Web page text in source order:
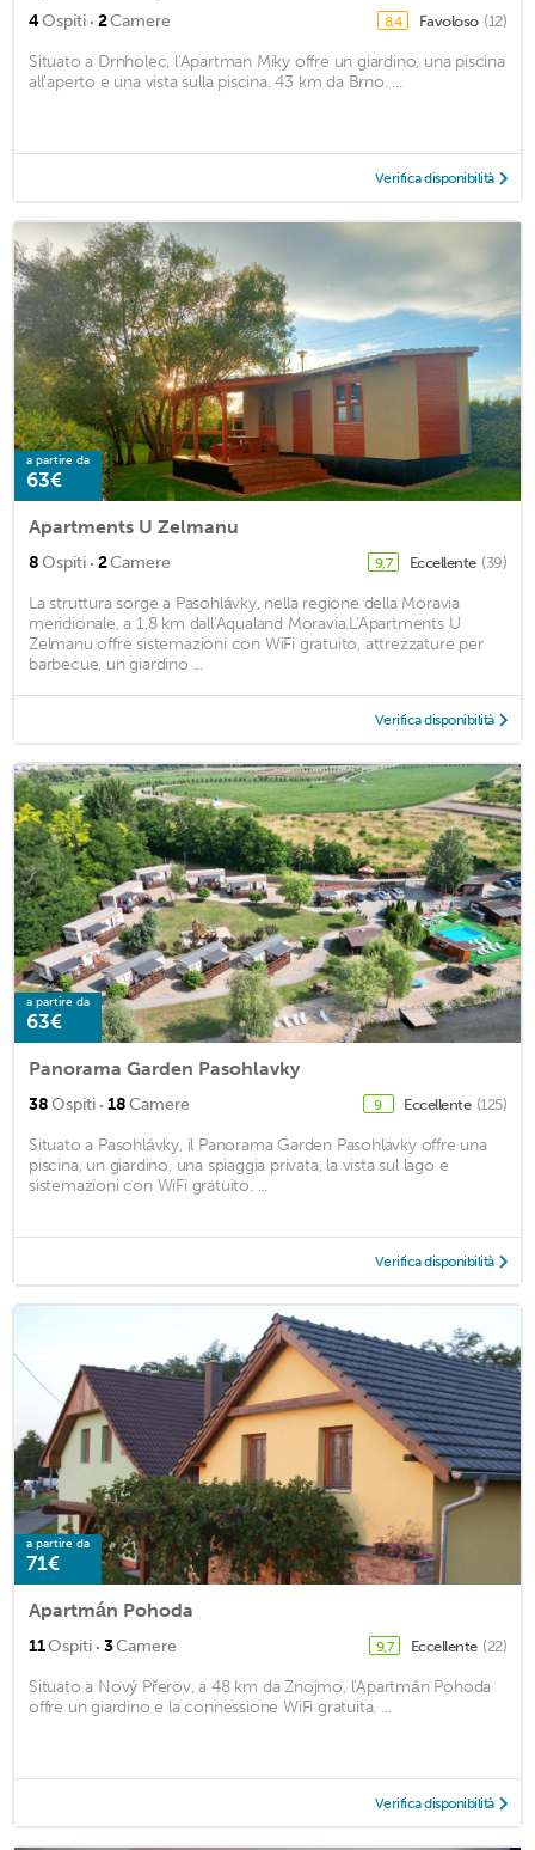
4Ospiti · 2Camere 8,4 Favoloso (12)
Situato a Drnholec, l'Apartman Miky offre un giardino, una piscina
all'aperto e una vista sulla piscina. 43 km da Brno. ...
Verifica disponibilità
a partire da
63€
Apartments U Zelmanu
8Ospiti · 2Camere 9,7 Eccellente (39)
La struttura sorge a Pasohlávky, nella regione della Moravia
meridionale, a 1,8 km dall'Aqualand Moravia.L'Apartments U
Zelmanu offre sistemazioni con WiFi gratuito, attrezzature per
barbecue, un giardino ...
Verifica disponibilità
a partire da
63€
Panorama Garden Pasohlavky
38Ospiti · 18Camere 9 Eccellente (125)
Situato a Pasohlávky, il Panorama Garden Pasohlavky offre una
piscina, un giardino, una spiaggia privata, la vista sul lago e
sistemazioni con WiFi gratuito. ...
Verifica disponibilità
a partire da
71€
Apartmán Pohoda
11Ospiti · 3Camere 9,7 Eccellente (22)
Situato a Nový Přerov, a 48 km da Znojmo, l'Apartmán Pohoda
offre un giardino e la connessione WiFi gratuita. ...
Verifica disponibilità